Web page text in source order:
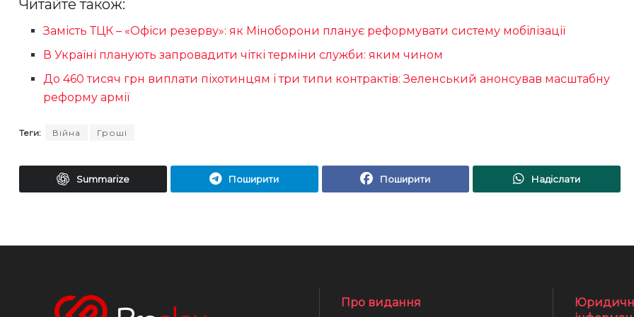
Читайте також:
Замість ТЦК – «Офіси резерву»: як Міноборони планує реформувати систему мобілізації
В Україні планують запровадити чіткі терміни служби: яким чином
До 460 тисяч грн виплати піхотинцям і три типи контрактів: Зеленський анонсував масштабну
реформу армії
Теги: Війна Гроші
Summarize Поширити Поширити Надіслати
Про видання